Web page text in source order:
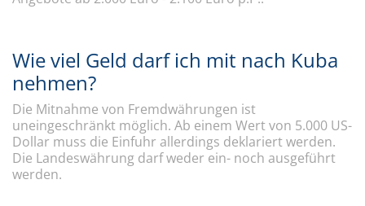
Wie viel Geld darf ich mit nach Kuba
nehmen?
Die Mitnahme von Fremdwährungen ist
uneingeschränkt möglich. Ab einem Wert von 5.000 US-
Dollar muss die Einfuhr allerdings deklariert werden.
Die Landeswährung darf weder ein- noch ausgeführt
werden.